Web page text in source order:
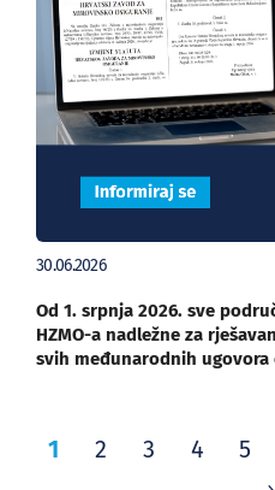
30.06.2026
Od 1. srpnja 2026. sve
HZMO-a nadležne za
svih međunarodnih
1 2 3 4 5